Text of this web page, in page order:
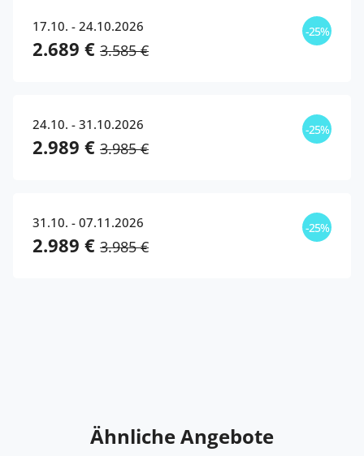
17.10. - 24.10.2026 -25%
2.689 € 3.585 €
24.10. - 31.10.2026 -25%
2.989 € 3.985 €
31.10. - 07.11.2026 -25%
2.989 € 3.985 €
Ähnliche Angebote